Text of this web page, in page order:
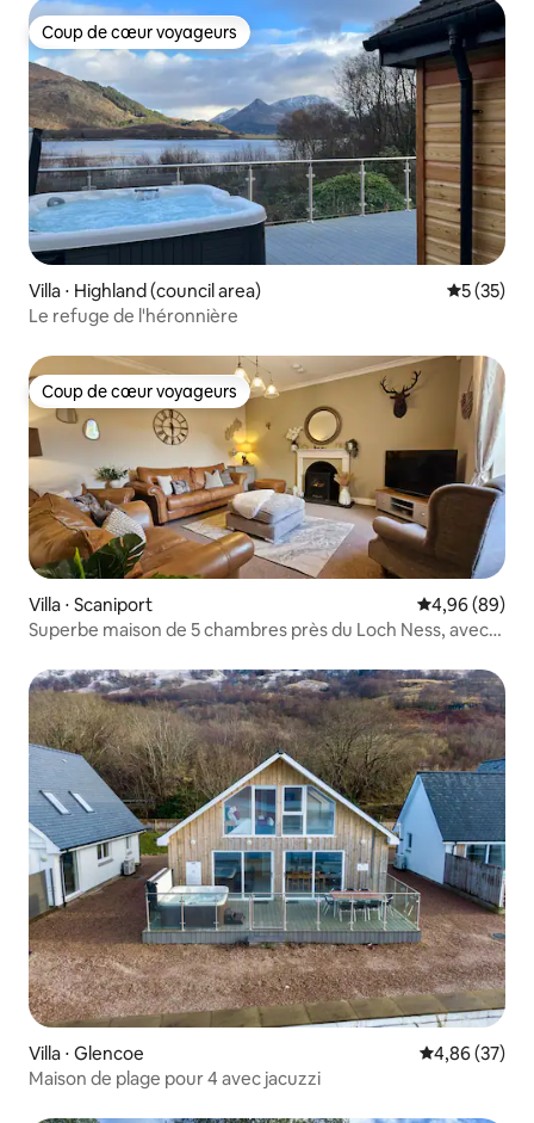
Coup de cœur voyageurs
Coup de cœur voyageurs
Villa ⋅ Highland (council area)
5 (35)
Le refuge de l'héronnière
Coup de cœur voyageurs
Coup de cœur voyageurs
Villa ⋅ Scaniport Évaluation
4,96 (89)
Superbe maison de 5 chambres près du Loch Ness, avec
Villa ⋅ Glencoe Évaluation
4,86 (37)
Maison de plage pour 4 avec jacuzzi